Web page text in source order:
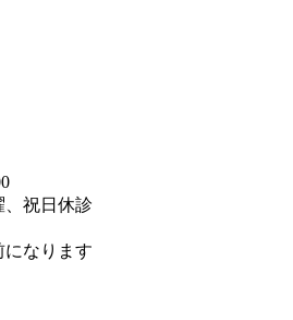
祝日休診
なります